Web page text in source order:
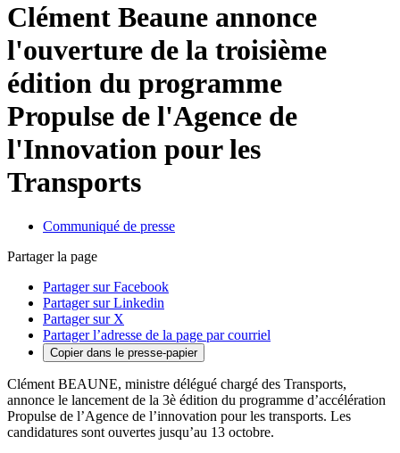
Clément Beaune annonce
l'ouverture de la troisième
édition du programme
Propulse de l'Agence de
l'Innovation pour les
Transports
Communiqué de presse
Partager la page
Partager sur Facebook
Partager sur Linkedin
Partager sur X
Partager l’adresse de la page par courriel
Copier dans le presse-papier
Clément BEAUNE, ministre délégué chargé des Transports,
annonce le lancement de la 3è édition du programme d’accélération
Propulse de l’Agence de l’innovation pour les transports. Les
candidatures sont ouvertes jusqu’au 13 octobre.